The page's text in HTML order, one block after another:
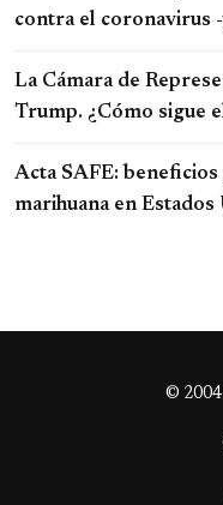
contra el coronavirus
La Cámara de
Trump. ¿Cómo sigue
Acta SAFE:
marihuana en Estados
©